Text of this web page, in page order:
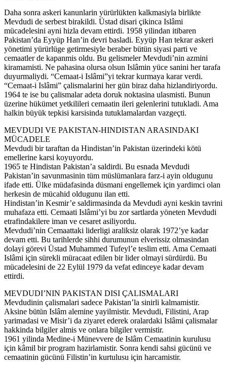
Daha sonra askeri kanunlarin yürürlükten kalkmasiyla birlikte
Mevdudi de serbest birakildi. Üstad disari çikinca Islâmi
mücadelesini ayni hizla devam ettirdi. 1958 yilindan itibaren
Pakistan’da Eyyüp Han’in devri basladi. Eyyüp Han tekrar askeri
yönetimi yürürlüge getirmesiyle beraber bütün siyasi parti ve
cemaatler de kapanmis oldu. Bu gelismeler Mevdudi’nin azmini
kiramamisti. Ne pahasina olursa olsun Islâmin yüce sanini her tarafa
duyurmaliydi. “Cemaat-i Islâmi”yi tekrar kurmaya karar verdi.
“Cemaat-i Islâmi” çalismalarini her gün biraz daha hizlandiriyordu.
1964 te ise bu çalismalar adeta doruk noktasina ulasmisti. Bunun
üzerine hükümet yetkilileri cemaatin ileri gelenlerini tutukladi. Ama
halkin büyük tepkisi karsisinda tutuklamalardan vazgeçti.
MEVDUDI VE PAKISTAN-HINDISTAN ARASINDAKI
MÜCADELE
Mevdudi bir taraftan da Hindistan’in Pakistan üzerindeki kötü
emellerine karsi koyuyordu.
1965 te Hindistan Pakistan’a saldirdi. Bu esnada Mevdudi
Pakistan’in savunmasinin tüm müslümanlara farz-i ayin oldugunu
ifade etti. Ülke müdafasinda düsmani engellemek için yardimci olan
herkesin de mücahid oldugunu ilan etti.
Hindistan’in Kesmir’e saldirmasinda da Mevdudi ayni keskin tavrini
muhafaza etti. Cemaati Islâmi’yi bu zor sartlarda yöneten Mevdudi
etrafindakilere iman ve cesaret asiliyordu.
Mevdudi’nin Cemaattaki liderligi araliksiz olarak 1972’ye kadar
devam etti. Bu tarihlerde sihhi durumunun elverissiz olmasindan
dolayi görevi Üstad Muhammed Tufeyl’e teslim etti. Ama Cemaati
Islâmi için sürekli müracaat edilen bir lider olmayi sürdürdü. Bu
mücadelesini de 22 Eylül 1979 da vefat edinceye kadar devam
ettirdi.
MEVDUDI’NIN PAKISTAN DISI ÇALISMALARI
Mevdudinin çalismalari sadece Pakistan’la sinirli kalmamistir.
Aksine bütün Islâm alemine yayilmistir. Mevdudi, Filistini, Arap
yarimadasi ve Misir’i da ziyaret ederek oralardaki Islâmi çalismalar
hakkinda bilgiler almis ve onlara bilgiler vermistir.
1961 yilinda Medine-i Münevvere de Islâm Cemaatinin kurulusu
için kâmil bir program hazirlamistir. Sonra kendi sahsi gücünü ve
cemaatinin gücünü Filistin’in kurtulusu için harcamistir.